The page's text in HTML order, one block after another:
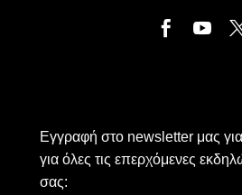
Εγγραφή στο newsletter μας για
για όλες τις επερχόμενες
σας: